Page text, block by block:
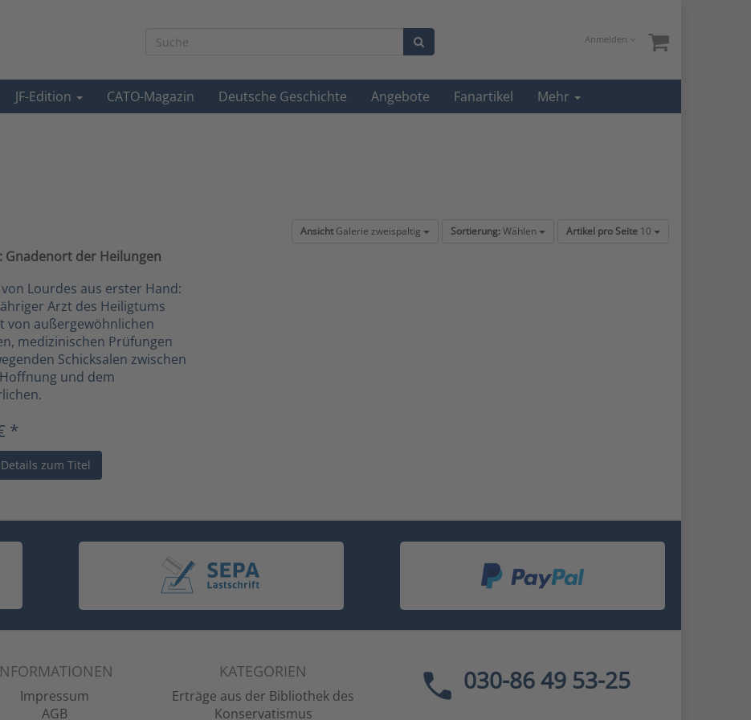
Anmelden
JF-Edition CATO-Magazin Deutsche Geschichte Angebote Fanartikel Mehr
AnsichtGalerie zweispaltig Sortierung:Wählen Artikel pro Seite 10
Gnadenort der Heilungen
Lourdes aus erster Hand:
Arzt des Heiligtums
von außergewöhnlichen
medizinischen Prüfungen
Schicksalen zwischen
und dem
*
Details zum Titel
Impressum
AGB
KATEGORIEN
Erträge aus der Bibliothek des
Konservatismus
030-86 49 53-25